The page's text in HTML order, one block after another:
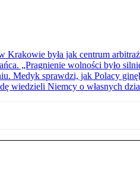
Krakowie była jak centrum
„Pragnienie wolności było
Medyk sprawdzi, jak Polacy
wiedzieli Niemcy o własnych